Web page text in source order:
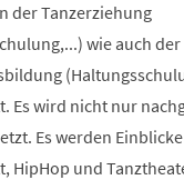
der Tanzerziehung
wie auch der
Es wird nicht nur
Es werden
HipHop und